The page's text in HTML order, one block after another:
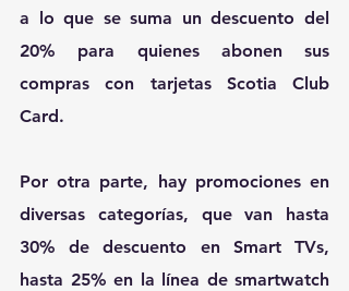
a lo que se suma un descuento del
20% para quienes abonen sus
compras con tarjetas Scotia Club
Card.
Por otra parte, hay promociones en
diversas categorías, que van hasta
30% de descuento en Smart TVs,
hasta 25% en la línea de smartwatch